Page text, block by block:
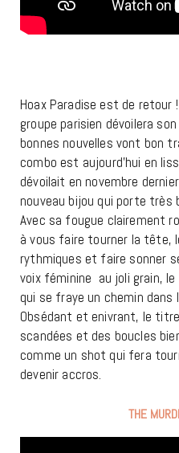
Hoax Paradise est de retour
groupe parisien dévoilera
bonnes nouvelles vont bon
combo est aujourd’hui en
dévoilait en novembre
nouveau bijou qui porte très
Avec sa fougue clairement
à vous faire tourner la tête,
rythmiques et faire sonner
voix féminine au joli grain,
qui se fraye un chemin
Obsédant et enivrant, le
scandées et des boucles
comme un shot qui fera
devenir accros.
THE